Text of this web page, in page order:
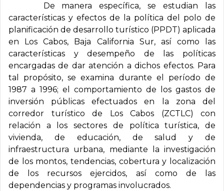
De manera específica, se estudian las
características y efectos de la política del polo de
planificación de desarrollo turístico (PPDT) aplicada
en Los Cabos, Baja California Sur, así como las
características y desempeño de las políticas
encargadas de dar atención a dichos efectos. Para
tal propósito, se examina durante el período de
1987 a 1996; el comportamiento de los gastos de
inversión públicas efectuados en la zona del
corredor turístico de Los Cabos (ZCTLC) con
relación a los sectores de política turística, de
vivienda, de educación, de salud y de
infraestructura urbana, mediante la investigación
de los montos, tendencias, cobertura y localización
de los recursos ejercidos, así como de las
dependencias y programas involucrados.